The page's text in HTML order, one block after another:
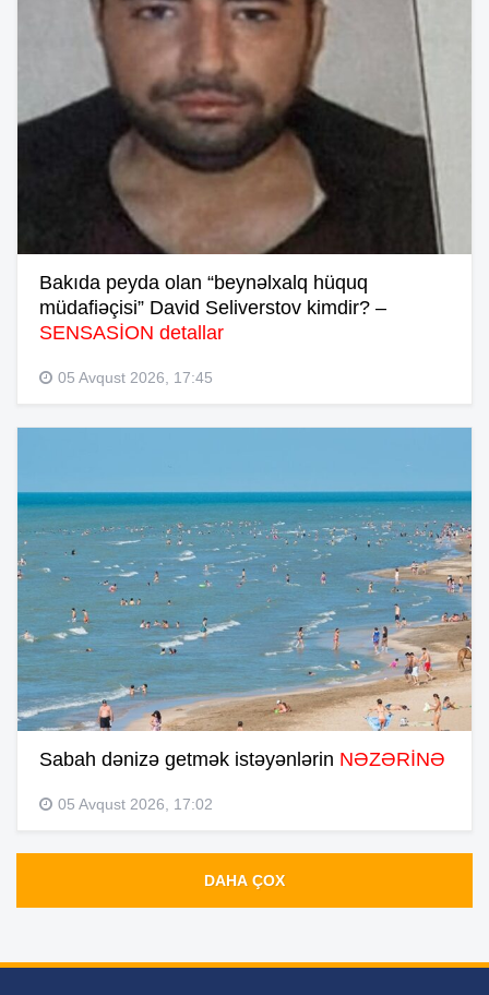
Bakıda peyda olan “beynəlxalq hüquq
müdafiəçisi” David Seliverstov kimdir? –
SENSASİON detallar
05 Avqust 2026, 17:45
Sabah dənizə getmək istəyənlərin NƏZƏRİNƏ
05 Avqust 2026, 17:02
DAHA ÇOX